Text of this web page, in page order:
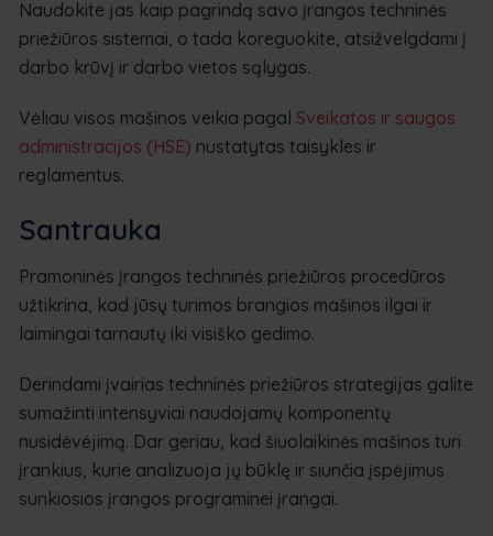
Naudokite jas kaip pagrindą savo įrangos techninės
priežiūros sistemai, o tada koreguokite, atsižvelgdami į
darbo krūvį ir darbo vietos sąlygas.
Vėliau visos mašinos veikia pagal Sveikatos ir saugos
administracijos (HSE) nustatytas taisykles ir
reglamentus.
Santrauka
Pramoninės įrangos techninės priežiūros procedūros
užtikrina, kad jūsų turimos brangios mašinos ilgai ir
laimingai tarnautų iki visiško gedimo.
Derindami įvairias techninės priežiūros strategijas galite
sumažinti intensyviai naudojamų komponentų
nusidėvėjimą. Dar geriau, kad šiuolaikinės mašinos turi
įrankius, kurie analizuoja jų būklę ir siunčia įspėjimus
sunkiosios įrangos programinei įrangai.